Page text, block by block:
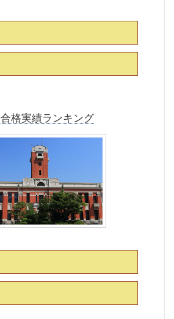
合格実績ランキング